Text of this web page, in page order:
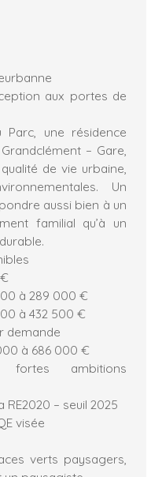
aux portes de
Parc, une résidence
– Gare,
de vie urbaine,
Un
aussi bien à un
familial qu’à un
à 289 000 €
à 432 500 €
demande
à 686 000 €
ambitions
– seuil 2025
visée
verts paysagers,